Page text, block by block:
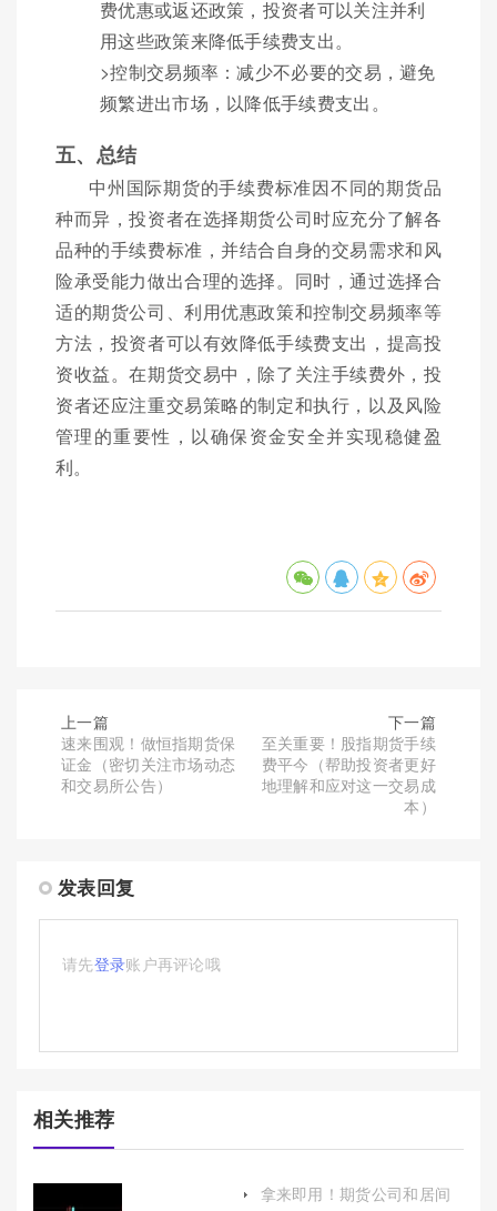
费优惠或返还政策，投资者可以关注并利
用这些政策来降低手续费支出。
>控制交易频率：减少不必要的交易，避免
频繁进出市场，以降低手续费支出。
五、总结
中州国际期货的手续费标准因不同的期货品
种而异，投资者在选择期货公司时应充分了解各
品种的手续费标准，并结合自身的交易需求和风
险承受能力做出合理的选择。同时，通过选择合
适的期货公司、利用优惠政策和控制交易频率等
方法，投资者可以有效降低手续费支出，提高投
资收益。在期货交易中，除了关注手续费外，投
资者还应注重交易策略的制定和执行，以及风险
管理的重要性，以确保资金安全并实现稳健盈
利。
上一篇
速来围观！做恒指期货保
证金（密切关注市场动态
和交易所公告）
下一篇
至关重要！股指期货手续
费平今（帮助投资者更好
地理解和应对这一交易成
本）
发表回复
请先登录账户再评论哦
相关推荐
拿来即用！期货公司和居间